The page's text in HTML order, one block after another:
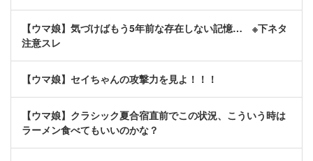
【ウマ娘】気づけばもう5年前な存在しない記憶… ※下ネタ
注意スレ
【ウマ娘】セイちゃんの攻撃力を見よ！！！
【ウマ娘】クラシック夏合宿直前でこの状況、こういう時は
ラーメン食べてもいいのかな？